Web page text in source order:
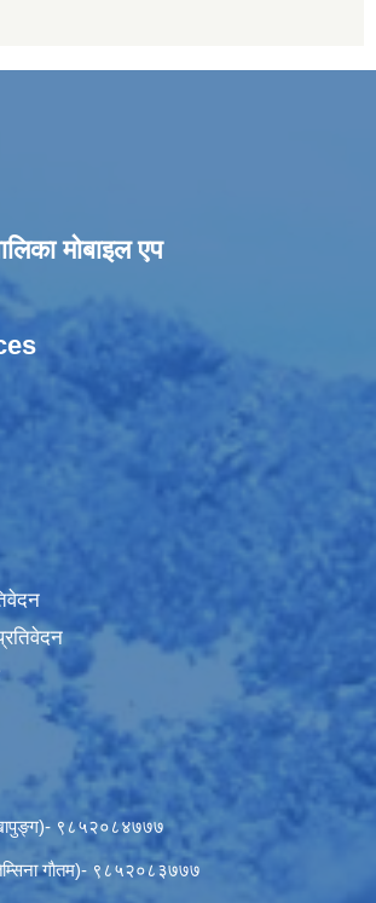
मोबाइल एप
९८५२०८४७७७
गाैतम)- ९८५२०८३७७७